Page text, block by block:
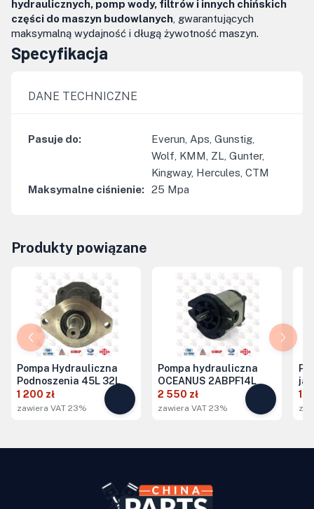
hydraulicznych, pomp wody, filtrów i innych chińskich
części do maszyn budowlanych , gwarantujących
maksymalną wydajność i długą żywotność maszyn.
Specyfikacja
DANE TECHNICZNE
Pasuje do:
Everun, Aps, Gunstig,
Wolf, KMM, ZL, Gunter,
Kingway, Hercules, CTM
Maksymalne ciśnienie: 25 Mpa
Produkty powiązane
Pompa Hydrauliczna
Podnoszenia 45L 32L
1 200 zł
zawiera VAT 23%
Pompa hydrauliczna
OCEANUS 2ABPF14L
2 550 zł
zawiera VAT 23%
1